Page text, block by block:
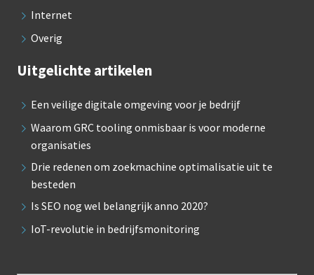
Internet
Overig
Uitgelichte artikelen
Een veilige digitale omgeving voor je bedrijf
Waarom GRC tooling onmisbaar is voor moderne
organisaties
Drie redenen om zoekmachine optimalisatie uit te
besteden
Is SEO nog wel belangrijk anno 2020?
IoT-revolutie in bedrijfsmonitoring